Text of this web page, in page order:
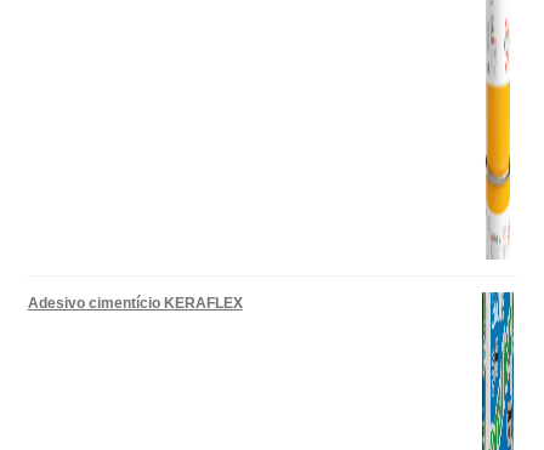
Adesivo cimentício KERAFLEX